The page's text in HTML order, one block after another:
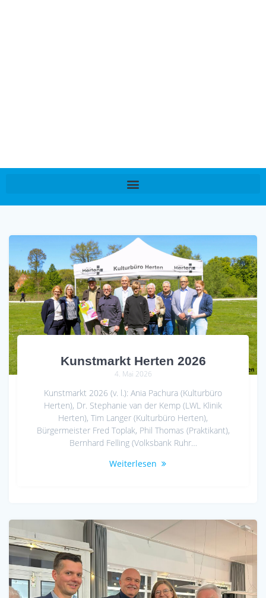
Kunstmarkt Herten 2026
4. Mai 2026
Kunstmarkt 2026 (v. l.): Ania Pachura (Kulturbüro
Herten), Dr. Stephanie van der Kemp (LWL Klinik
Herten), Tim Langer (Kulturbüro Herten),
Bürgermeister Fred Toplak, Phil Thomas (Praktikant),
Bernhard Felling (Volksbank Ruhr…
Weiterlesen